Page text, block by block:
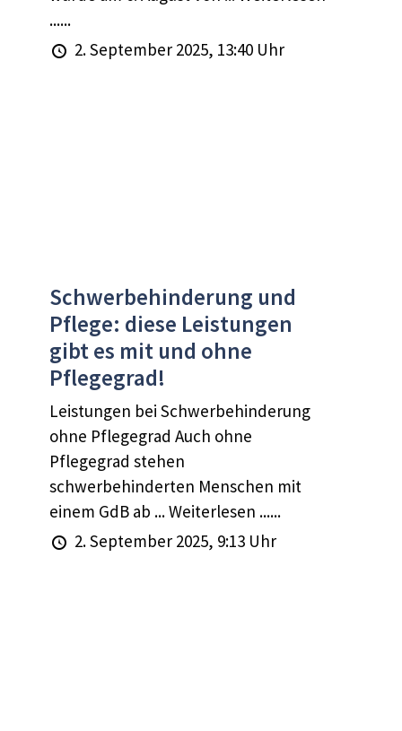
......
2. September 2025, 13:40 Uhr
Schwerbehinderung und
Pflege: diese Leistungen
gibt es mit und ohne
Pflegegrad!
Leistungen bei Schwerbehinderung
ohne Pflegegrad Auch ohne
Pflegegrad stehen
schwerbehinderten Menschen mit
einem GdB ab ... Weiterlesen ......
2. September 2025, 9:13 Uhr